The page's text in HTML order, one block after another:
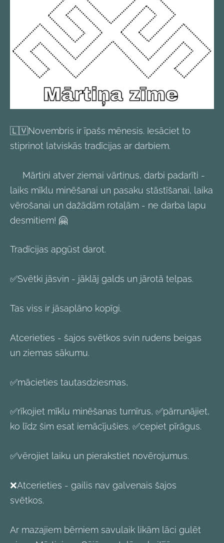
🇱🇻Novembris ir īpašs mēnesis. Iesāciet to
stiprinot latviskās tradīcijas ar darbiem.
Mārtiņi atver ziemai vārtiņus, darbi padarīti -
laiks mīklu minēšanai un pasaku stāstīšanai, laika
vērošanai un dažādām rotaļām - ne darba lapu
desmitiem! 🤗
Tradīcijas apgūst darot.
✅Svētki jāsvin - jāklāj galds un jārotā telpas.
Tas viss ir jāsaplāno kopīgi.
Atcerieties - šajos svētkos svin rudens beigas
un ziemas sākumu.
✅mācieties tautasdziesmas,
✅rīkojiet mīklu minēšanas turnīrus, ✅pārrunājiet,
ko līdz šim esat iemācījušies. ✅cepiet pīrāgus.
✅vērojiet laiku un pierakstiet novērojumus.
❌Atcerieties - gailis nav galvenais šajos
svētkos.
Ar mazajiem bērniem savulaik likām lāci gulēt